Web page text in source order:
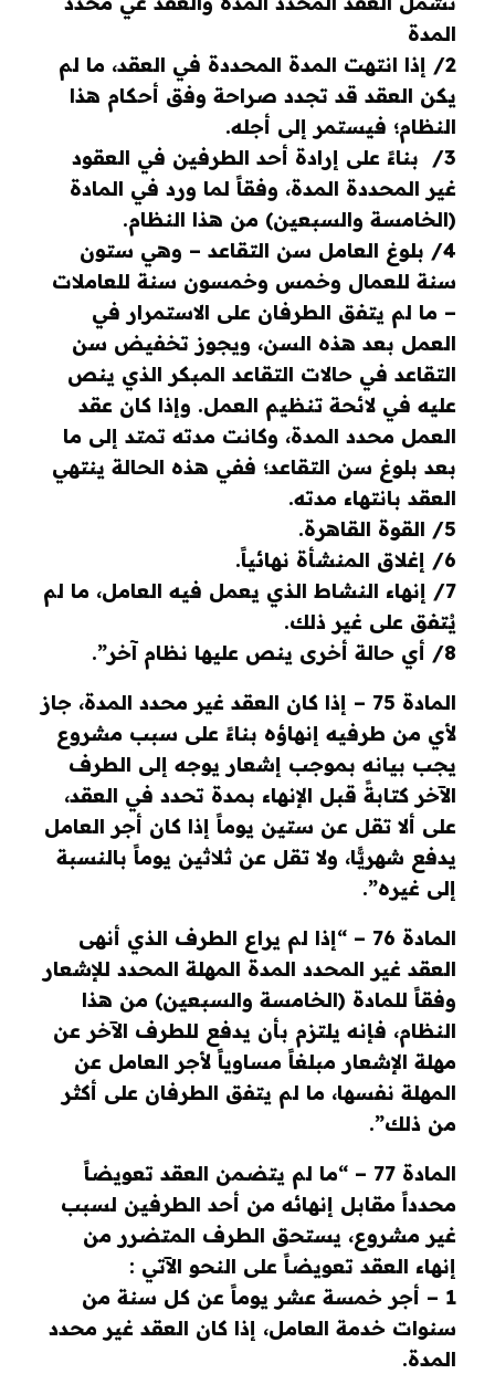
المدة
2/ إذا انتهت المدة المحددة في العقد، ما لم
يكن العقد قد تجدد صراحة وفق أحكام هذا
النظام؛ فيستمر إلى أجله.
3/ بناءً على إرادة أحد الطرفين في العقود
غير المحددة المدة، وفقاً لما ورد في المادة
(الخامسة والسبعين) من هذا النظام.
4/ بلوغ العامل سن التقاعد – وهي ستون
سنة للعمال وخمس وخمسون سنة للعاملات
– ما لم يتفق الطرفان على الاستمرار في
العمل بعد هذه السن، ويجوز تخفيض سن
التقاعد في حالات التقاعد المبكر الذي ينص
عليه في لائحة تنظيم العمل. وإذا كان عقد
العمل محدد المدة، وكانت مدته تمتد إلى ما
بعد بلوغ سن التقاعد؛ ففي هذه الحالة ينتهي
العقد بانتهاء مدته.
5/ القوة القاهرة.
6/ إغلاق المنشأة نهائياً.
7/ إنهاء النشاط الذي يعمل فيه العامل، ما لم
يُتفق على غير ذلك.
8/ أي حالة أخرى ينص عليها نظام آخر”.
المادة 75 – إذا كان العقد غير محدد المدة، جاز
لأي من طرفيه إنهاؤه بناءً على سبب مشروع
يجب بيانه بموجب إشعار يوجه إلى الطرف
الآخر كتابةً قبل الإنهاء بمدة تحدد في العقد،
على ألا تقل عن ستين يوماً إذا كان أجر العامل
يدفع شهريًّا، ولا تقل عن ثلاثين يوماً بالنسبة
إلى غيره”.
المادة 76 – “إذا لم يراع الطرف الذي أنهى
العقد غير المحدد المدة المهلة المحدد للإشعار
وفقاً للمادة (الخامسة والسبعين) من هذا
النظام، فإنه يلتزم بأن يدفع للطرف الآخر عن
مهلة الإشعار مبلغاً مساوياً لأجر العامل عن
المهلة نفسها، ما لم يتفق الطرفان على أكثر
من ذلك”.
المادة 77 – “ما لم يتضمن العقد تعويضاً
محدداً مقابل إنهائه من أحد الطرفين لسبب
غير مشروع، يستحق الطرف المتضرر من
إنهاء العقد تعويضاً على النحو الآتي :
1 – أجر خمسة عشر يوماً عن كل سنة من
سنوات خدمة العامل، إذا كان العقد غير محدد
المدة.